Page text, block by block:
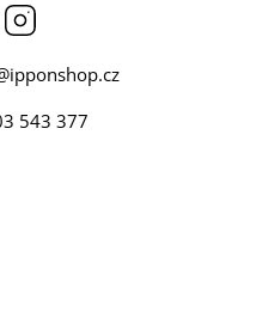
ipponshop.cz
543 377